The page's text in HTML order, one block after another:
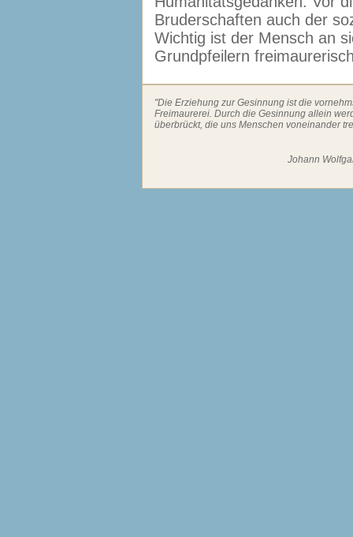
Bruderschaften auch der
Wichtig ist der Mensch an
Grundpfeilern
"Die Erziehung zur Gesinnung ist die
Freimaurerei. Durch die Gesinnung allein
überbrückt, die uns Menschen voneinander
Johann